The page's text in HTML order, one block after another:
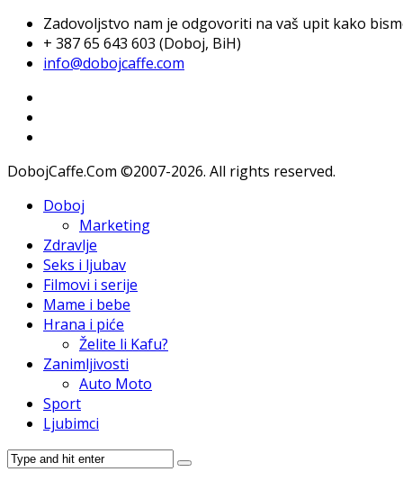
Zadovoljstvo nam je odgovoriti na vaš upit kako
+ 387 65 643 603 (Doboj, BiH)
info@dobojcaffe.com
DobojCaffe.Com ©2007-2026. All rights reserved.
Doboj
Marketing
Zdravlje
Seks i ljubav
Filmovi i serije
Mame i bebe
Hrana i piće
Želite li Kafu?
Zanimljivosti
Auto Moto
Sport
Ljubimci